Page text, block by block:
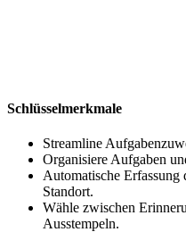
Schlüsselmerkmale
Streamline
Organisiere Aufgaben
Automatische Erfassung
Standort.
Wähle zwischen
Ausstempeln.